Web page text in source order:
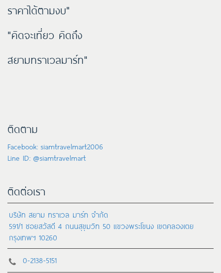
ราคาได้ตามงบ"
"คิดจะเที่ยว คิดถึง
สยามทราเวลมาร์ท"
ติดตาม
Facebook: siamtravelmart2006
Line ID: @siamtravelmart
ติดต่อเรา
บริษัท สยาม ทราเวล มาร์ท จำกัด
591/1 ซอยสวัสดี 4 ถนนสุขุมวิท 50 แขวงพระโขนง เขตคลองเตย
กรุงเทพฯ 10260
0-2138-5151